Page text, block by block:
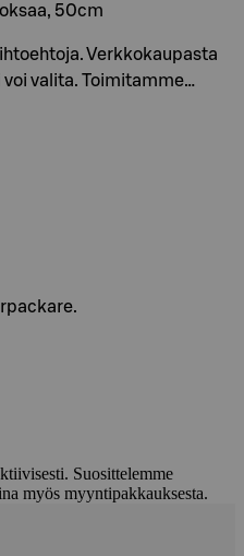
50cm
Verkkokaupasta
valita. Toimitamme…
Suosittelemme
myös myyntipakkauksesta.